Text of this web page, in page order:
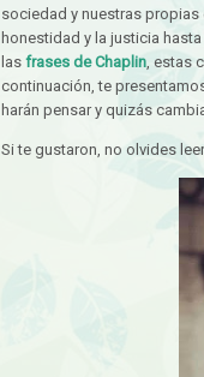
sociedad y nuestras
honestidad y la justicia
las frases de Chaplin, estas
continuación, te
harán pensar y quizás
Si te gustaron, no olvides